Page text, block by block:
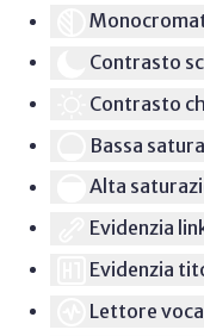
Contrasto
Contrasto
Bassa
Alta
Evidenzia
Evidenzia
Lettore